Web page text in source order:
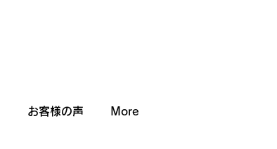
お客様の声 More